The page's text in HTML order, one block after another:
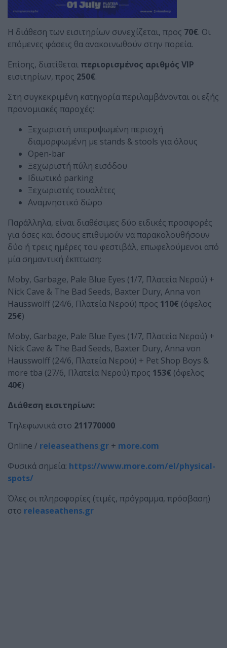
Η διάθεση των εισιτηρίων συνεχίζεται, προς 70€. Οι
επόμενες φάσεις θα ανακοινωθούν στην πορεία.
Επίσης, διατίθεται περιορισμένος αριθμός VIP
εισιτηρίων, προς 250€.
Στη συγκεκριμένη κατηγορία περιλαμβάνονται οι εξής
προνομιακές παροχές:
Ξεχωριστή υπερυψωμένη περιοχή
διαμορφωμένη με stands & stools για όλους
Open-bar
Ξεχωριστή πύλη εισόδου
Ιδιωτικό parking
Ξεχωριστές τουαλέτες
Αναμνηστικό δώρο
Παράλληλα, είναι διαθέσιμες δύο ειδικές προσφορές
για όσες και όσους επιθυμούν να παρακολουθήσουν
δύο ή τρεις ημέρες του φεστιβάλ, επωφελούμενοι από
μία σημαντική έκπτωση:
Moby, Garbage, Pale Blue Eyes (1/7, Πλατεία Νερού) +
Nick Cave & The Bad Seeds, Baxter Dury, Anna von
Hausswolff (24/6, Πλατεία Νερού) προς 110€ (όφελος
25€)
Moby, Garbage, Pale Blue Eyes (1/7, Πλατεία Νερού) +
Nick Cave & The Bad Seeds, Baxter Dury, Anna von
Hausswolff (24/6, Πλατεία Νερού) + Pet Shop Boys &
more tba (27/6, Πλατεία Νερού) προς 153€ (όφελος
40€)
Διάθεση εισιτηρίων:
Τηλεφωνικά στο 211770000
Online / releaseathens.gr + more.com
Φυσικά σημεία: https://www.more.com/el/physical-
spots/
Όλες οι πληροφορίες (τιμές, πρόγραμμα, πρόσβαση)
στο releaseathens.gr